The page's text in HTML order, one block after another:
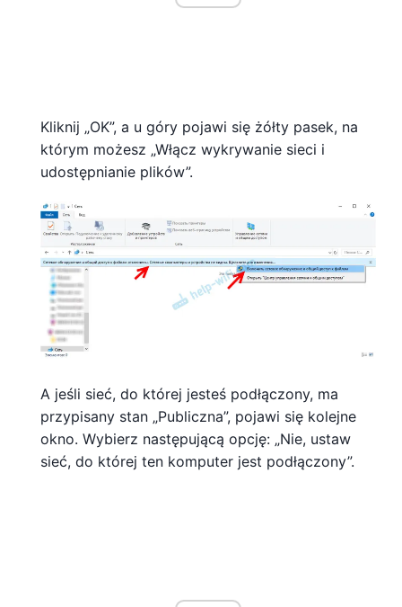
Kliknij „OK”, a u góry pojawi się żółty pasek, na
którym możesz „Włącz wykrywanie sieci i
udostępnianie plików”.
A jeśli sieć, do której jesteś podłączony, ma
przypisany stan „Publiczna”, pojawi się kolejne
okno. Wybierz następującą opcję: „Nie, ustaw
sieć, do której ten komputer jest podłączony”.